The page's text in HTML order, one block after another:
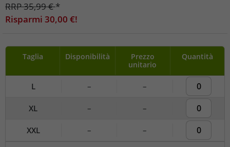
RRP35,99€*
Risparmi 30,00 €!
Taglia Disponibilità
Prezzo
unitario
Quantità
L – –
XL – –
XXL – –